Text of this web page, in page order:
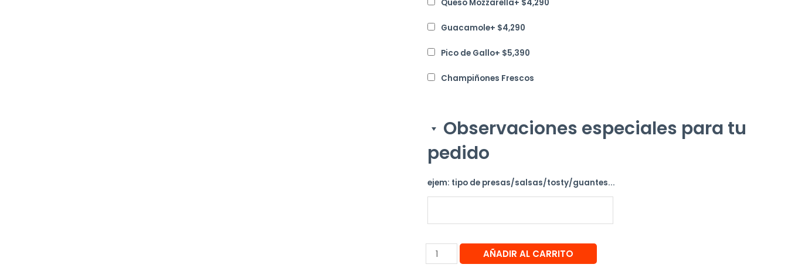
Queso Mozzarella+ $4,290
Guacamole+ $4,290
Pico de Gallo+ $5,390
Champiñones Frescos
Observaciones especiales para tu
pedido
ejem: tipo de presas/salsas/tosty/guantes...
AÑADIR AL CARRITO